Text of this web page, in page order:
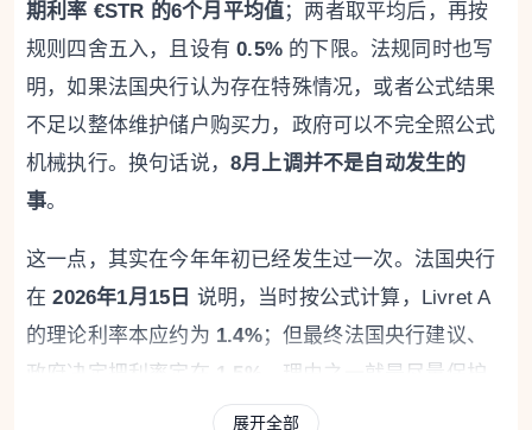
期利率 €STR 的6个月平均值；两者取平均后，再按
规则四舍五入，且设有0.5% 的下限。法规同时也写
明，如果法国央行认为存在特殊情况，或者公式结果
不足以整体维护储户购买力，政府可以不完全照公式
机械执行。换句话说， 8月上调并不是自动发生的
事。
这一点，其实在今年年初已经发生过一次。法国央行
在2026年1月15日 说明，当时按公式计算，Livret A
的理论利率本应约为 1.4%；但最终法国央行建议、
政府决定把利率定在 1.5%
，理由之一就是尽量保护
储户购买力。这说明，Livret A 的最终利率虽然有公
展开全部